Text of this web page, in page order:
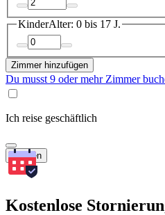
KinderAlter: 0 bis 17 J.
Zimmer hinzufügen
Du musst 9 oder mehr Zimmer
Ich reise geschäftlich
Suchen
Kostenlose